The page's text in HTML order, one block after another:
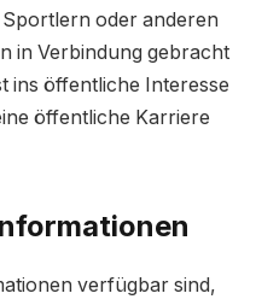
oder anderen
in Verbindung gebracht
ins öffentliche Interesse
öffentliche Karriere
verfügbar sind,